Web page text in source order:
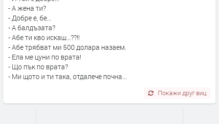
- А жена ти?
- Добре е, бе...
- А балдъзата?
- Абе ти кво искаш...??!!
- Абе трябват ми 500 долара назаем.
- Ела ме цуни по врата!
- Що пък по врата?
- Ми щото и ти така, отдалече почна...
Покажи друг виц